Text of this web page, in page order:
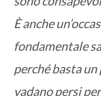
È anche
fondamentale
perché basta
vadano persi